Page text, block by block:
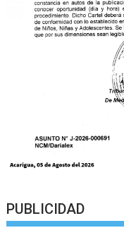
PUBLICIDAD